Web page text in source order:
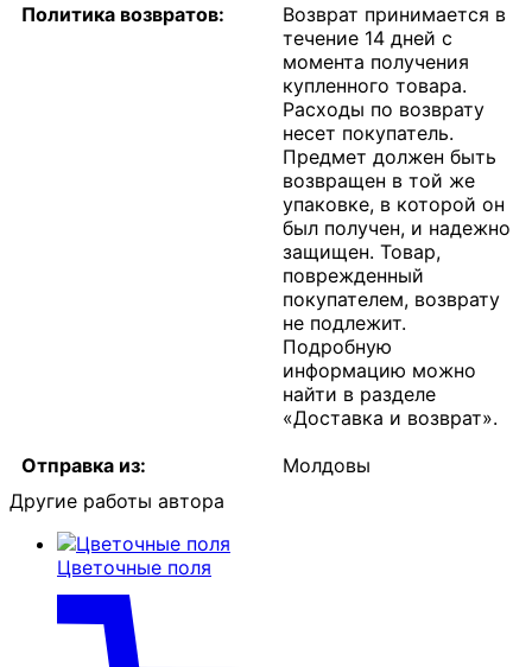
Политика возвратов:
Возврат принимается в
течение 14 дней с
момента получения
купленного товара.
Расходы по возврату
несет покупатель.
Предмет должен быть
возвращен в той же
упаковке, в которой он
был получен, и надежно
защищен. Товар,
поврежденный
покупателем, возврату
не подлежит.
Подробную
информацию можно
найти в разделе
«Доставка и возврат».
Отправка из:
Молдовы
Другие работы автора
Цветочные поля